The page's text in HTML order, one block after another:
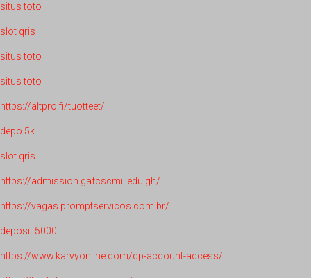
situs toto
slot qris
situs toto
situs toto
https://altpro.fi/tuotteet/
depo 5k
slot qris
https://admission.gafcscmil.edu.gh/
https://vagas.promptservicos.com.br/
deposit 5000
https://www.karvyonline.com/dp-account-access/